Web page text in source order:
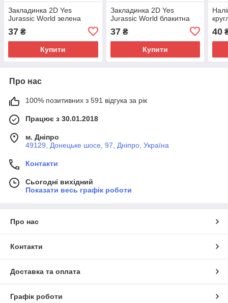
Закладинка 2D Yes
Jurassic World зелена
37 ₴
Купити
Закладинка 2D Yes
Jurassic World блакитна
37₴
Купити
40
Про нас
100% позитивних з 591 відгука за рік
Працює з 30.01.2018
м. Дніпро
49129, Донецьке шосе, 97, Дніпро, Україна
Контакти
Сьогодні вихідний
Показати весь графік роботи
Про нас
Контакти
Доставка та оплата
Графік роботи